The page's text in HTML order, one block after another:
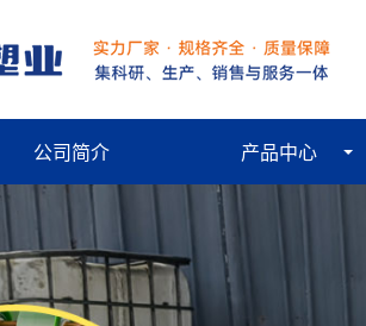
公司简介 产品中心